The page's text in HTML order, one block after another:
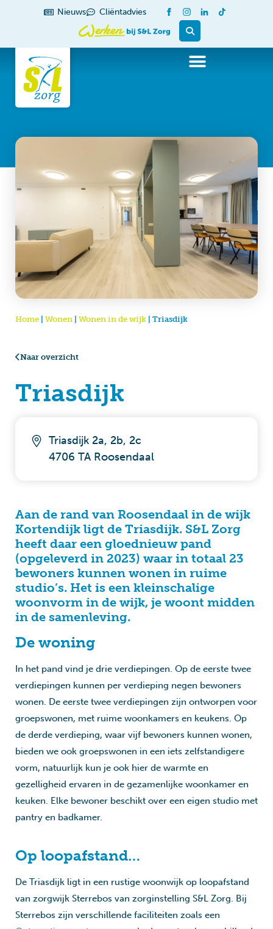
Nieuws Cliëntadvies
Home Wonen Wonen in de wijk Triasdijk
Naar overzicht
Triasdijk
Triasdijk 2a, 2b, 2c
4706 TA Roosendaal
Aan de rand van Roosendaal in de wijk
Kortendijk ligt de Triasdijk. S&L Zorg
heeft daar een gloednieuw pand
(opgeleverd in 2023) waar in totaal 23
bewoners kunnen wonen in ruime
studio’s. Het is een kleinschalige
woonvorm in de wijk, je woont midden
in de samenleving.
De woning
In het pand vind je drie verdiepingen. Op de eerste twee
verdiepingen kunnen per verdieping negen bewoners
wonen. De eerste twee verdiepingen zijn ontworpen voor
groepswonen, met ruime woonkamers en keukens. Op
de derde verdieping, waar vijf bewoners kunnen wonen,
bieden we ook groepswonen in een iets zelfstandigere
vorm, natuurlijk kun je ook hier de warmte en
gezelligheid ervaren in de gezamenlijke woonkamer en
keuken. Elke bewoner beschikt over een eigen studio met
pantry en badkamer.
Op loopafstand…
De Triasdijk ligt in een rustige woonwijk op loopafstand
van zorgwijk Sterrebos van zorginstelling S&L Zorg. Bij
Sterrebos zijn verschillende faciliteiten zoals een